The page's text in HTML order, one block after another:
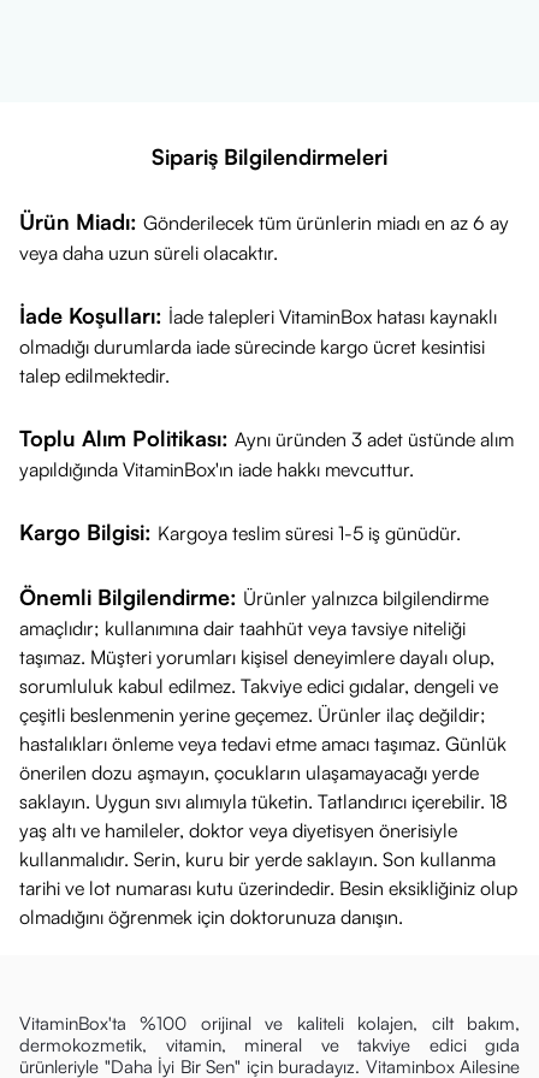
Vitamin A (Retinil Palmitat):400 mcg
Folik Asit (L-Metilfolat):200 mcg
İyot (Potasyum İyodür):60 mcg
Biotin (D-Biotin): 30 mcg
Selenyum (L-Selenometionin):30 mcg
Krom (Krom Pikolinat):
Vitamin B12 (Metilkobalamin):1 mcg
Takviye edici gıdadır, ilaç değildir. Hastalıkların önlenmesi veya
Hamilelik ve emzirme dönemlerinde kullanım için mutlaka
doktorunuza danışınız.
Tavsiye edilen günlük kullanım miktarını aşmayınız.
Serin, kuru ve çocukların ulaşamayacağı yerlerde muhafaza ediniz.
Sipariş Bilgilendirmeleri
Ürün Miadı: Gönderilecek tüm ürünlerin miadı en az 6 ay
veya daha uzun süreli olacaktır.
İade Koşulları: İade talepleri VitaminBox hatası kaynaklı
olmadığı durumlarda iade sürecinde kargo ücret kesintisi
talep edilmektedir.
Toplu Alım Politikası: Aynı üründen 3 adet üstünde alım
yapıldığında VitaminBox'ın iade hakkı mevcuttur.
Kargo Bilgisi: Kargoya teslim süresi 1-5 iş günüdür.
Önemli Bilgilendirme: Ürünler yalnızca bilgilendirme
amaçlıdır; kullanımına dair taahhüt veya tavsiye niteliği
taşımaz. Müşteri yorumları kişisel deneyimlere dayalı olup,
sorumluluk kabul edilmez. Takviye edici gıdalar, dengeli ve
çeşitli beslenmenin yerine geçemez. Ürünler ilaç değildir;
hastalıkları önleme veya tedavi etme amacı taşımaz. Günlük
önerilen dozu aşmayın, çocukların ulaşamayacağı yerde
saklayın. Uygun sıvı alımıyla tüketin. Tatlandırıcı içerebilir. 18
yaş altı ve hamileler, doktor veya diyetisyen önerisiyle
kullanmalıdır. Serin, kuru bir yerde saklayın. Son kullanma
tarihi ve lot numarası kutu üzerindedir. Besin eksikliğiniz olup
olmadığını öğrenmek için doktorunuza danışın.
VitaminBox'ta %100 orijinal ve kaliteli kolajen, cilt bakım,
dermokozmetik, vitamin, mineral ve takviye edici gıda
ürünleriyle "Daha İyi Bir Sen" için buradayız. Vitaminbox Ailesine